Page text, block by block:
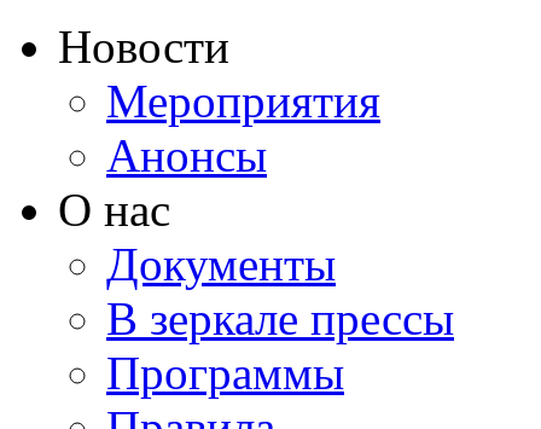
Новости
Мероприятия
Анонсы
О нас
Документы
В зеркале прессы
Программы